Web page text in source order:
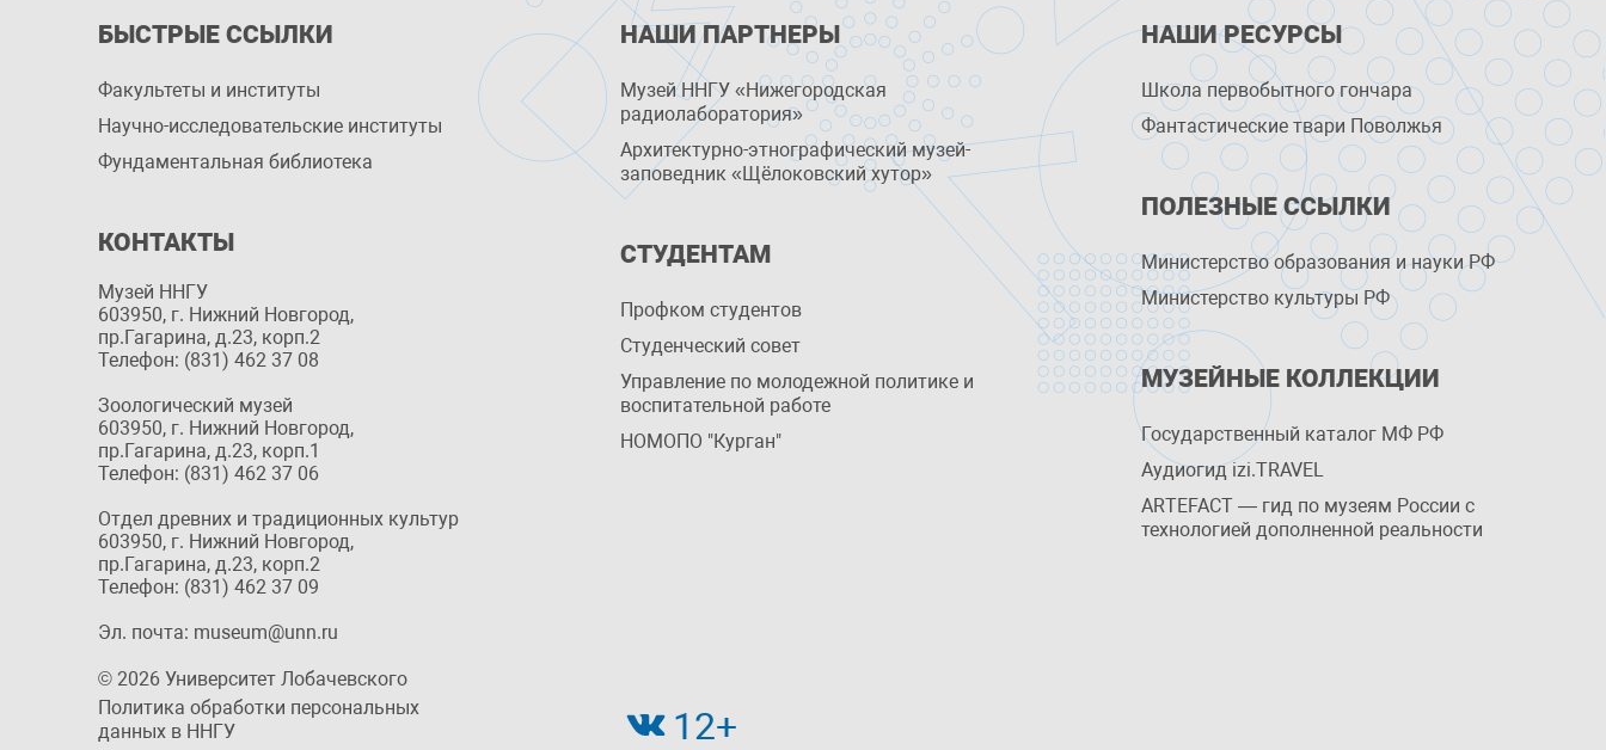
БЫСТРЫЕ ССЫЛКИ
Факультеты и институты
Научно-исследовательские институты
Фундаментальная библиотека
КОНТАКТЫ
Музей ННГУ
603950, г. Нижний Новгород,
пр.Гагарина, д.23, корп.2
Телефон: (831) 462 37 08
Зоологический музей
603950, г. Нижний Новгород,
пр.Гагарина, д.23, корп.1
Телефон: (831) 462 37 06
Отдел древних и традиционных культур
603950, г. Нижний Новгород,
пр.Гагарина, д.23, корп.2
Телефон: (831) 462 37 09
Эл. почта: museum@unn.ru
НАШИ ПАРТНЕРЫ
Музей ННГУ «Нижегородская
радиолаборатория»
Архитектурно-этнографический музей-
заповедник «Щёлоковский хутор»
СТУДЕНТАМ
Профком студентов
Студенческий совет
Управление по молодежной политике и
воспитательной работе
НОМОПО "Курган"
НАШИ РЕСУРСЫ
Школа первобытного гончара
Фантастические твари Поволжья
ПОЛЕЗНЫЕ ССЫЛКИ
Министерство образования и науки РФ
Министерство культуры РФ
МУЗЕЙНЫЕ КОЛЛЕКЦИИ
Государственный каталог МФ РФ
Аудиогид izi.TRAVEL
ARTEFACT — гид по музеям России с
технологией дополненной реальности
© 2026 Университет Лобачевского
Политика обработки персональных
данных в ННГУ
12+